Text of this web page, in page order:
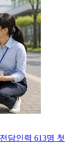
담인력 613명 첫